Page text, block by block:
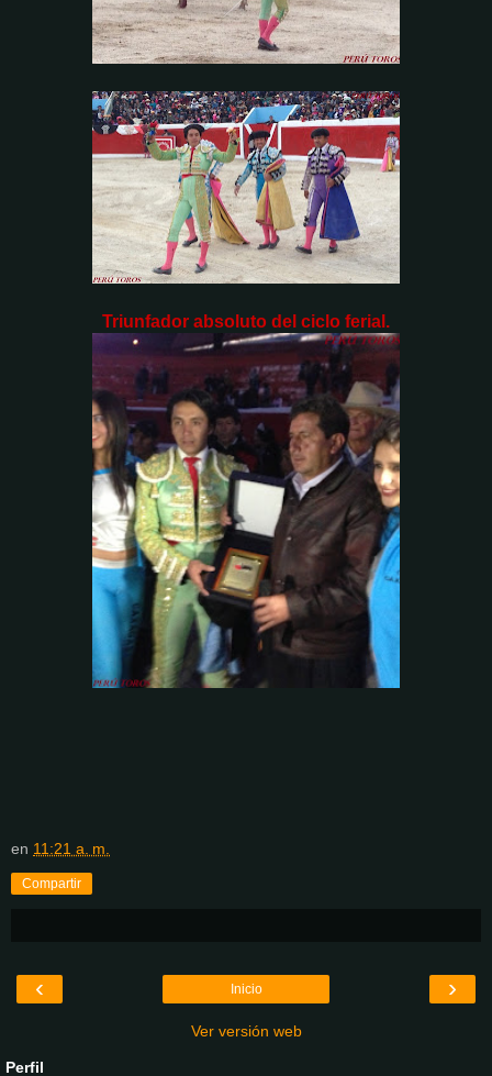
Triunfador absoluto del ciclo ferial.
en 11:21 a. m.
Compartir
‹ ›
Inicio
Ver versión web
Perfil